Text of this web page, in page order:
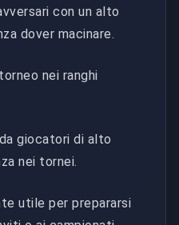
con un alto
dover macinare.
nei ranghi
giocatori di alto
nei tornei.
utile per prepararsi